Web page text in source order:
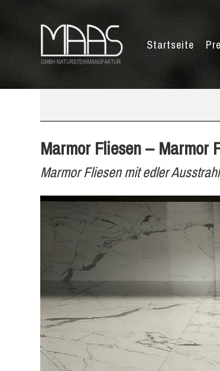
Startseite
Marmor Fliesen – Marmor
Marmor Fliesen mit edler